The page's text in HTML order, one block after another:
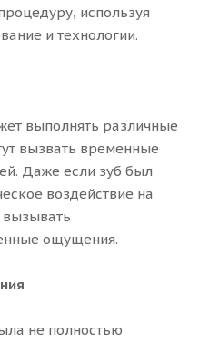
используя
и технологии.
выполнять различные
вызвать временные
Даже если зуб был
воздействие на
ощущения.
не полностью